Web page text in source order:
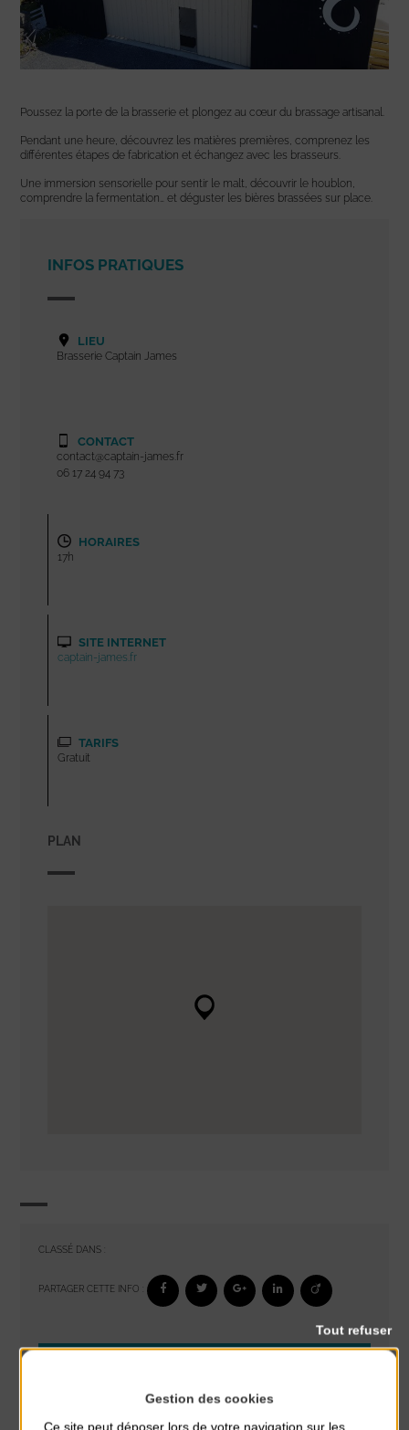
Poussez la porte de la brasserie et plongez au cœur du brassage artisanal.
Pendant une heure, découvrez les matières premières, comprenez les
différentes étapes de fabrication et échangez avec les brasseurs.
Une immersion sensorielle pour sentir le malt, découvrir le houblon,
comprendre la fermentation… et déguster les bières brassées sur place.
INFOS PRATIQUES
LIEU
Brasserie Captain James
CONTACT
contact@captain-james.fr
06 17 24 94 73
HORAIRES
17h
SITE INTERNET
captain-james.fr
TARIFS
Gratuit
PLAN
CLASSÉ DANS :
PARTAGER CETTE INFO :
Glisse & Environnement
du 9 Août au 9 Août
Gestion des cookies
Ce site peut déposer lors de votre navigation sur les
Tout refuser